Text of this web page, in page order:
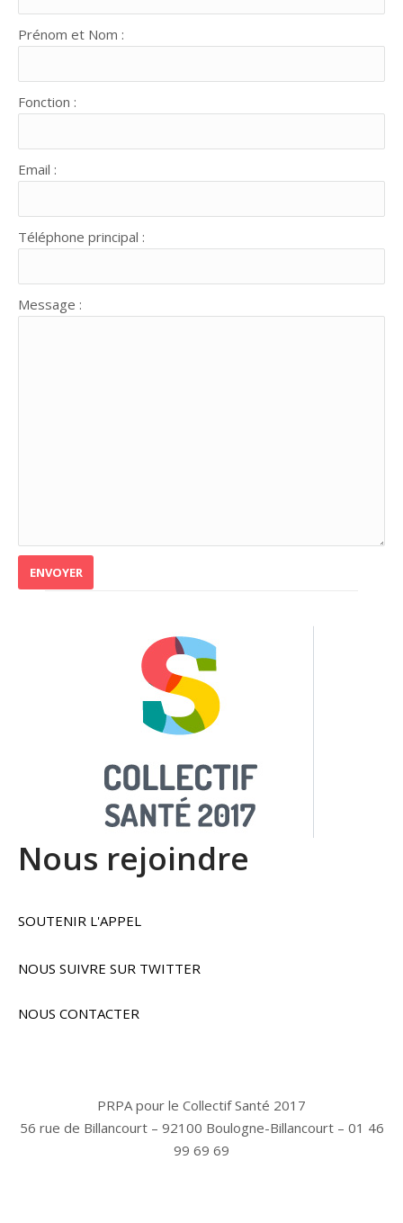
Prénom et Nom :
Fonction :
Email :
Téléphone principal :
Message :
Nous rejoindre
SOUTENIR L'APPEL
NOUS SUIVRE SUR TWITTER
NOUS CONTACTER
PRPA pour le Collectif Santé 2017
56 rue de Billancourt – 92100 Boulogne-Billancourt – 01 46
99 69 69